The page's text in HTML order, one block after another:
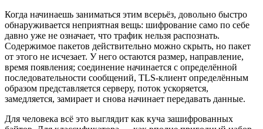
Когда начинаешь заниматься этим всерьёз, довольно быстро
обнаруживается неприятная вещь: шифрование само по себе
давно уже не означает, что трафик нельзя распознать.
Содержимое пакетов действительно можно скрыть, но пакет
от этого не исчезает. У него остаются размер, направление,
время появления; соединение начинается с определённой
последовательности сообщений, TLS-клиент определённым
образом представляется серверу, поток ускоряется,
замедляется, замирает и снова начинает передавать данные.
Для человека всё это выглядит как куча зашифрованных